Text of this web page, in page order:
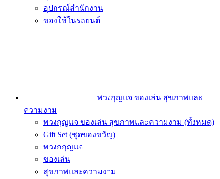
อุปกรณ์สำนักงาน
ของใช้ในรถยนต์
พวงกุญแจ ของเล่น สุขภาพและ
ความงาม
พวงกุญแจ ของเล่น สุขภาพและความงาม (ทั้งหมด)
Gift Set (ชุดของขวัญ)
พวงกกุญแจ
ของเล่น
สุขภาพและความงาม